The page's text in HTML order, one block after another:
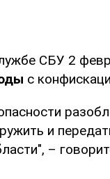
СБУ 2
с
и
–